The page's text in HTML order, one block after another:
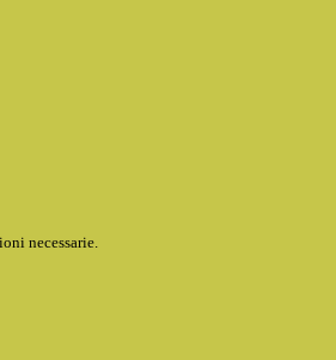
necessarie.